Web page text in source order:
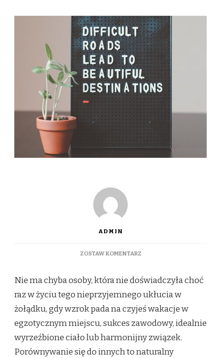
ADMIN
ZOSTAW KOMENTARZDO
PORÓWNYWAĆ
SIĘ
INNYCH
ODZYSKAĆ
SPOKÓJ
PSYCHICZNY?
Nie ma chyba osoby, która nie doświadczyła choć
raz w życiu tego nieprzyjemnego ukłucia w
żołądku, gdy wzrok pada na czyjeś wakacje w
egzotycznym miejscu, sukces zawodowy, idealnie
wyrzeźbione ciało lub harmonijny związek.
Porównywanie się do innych to naturalny